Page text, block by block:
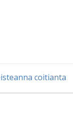
coitianta